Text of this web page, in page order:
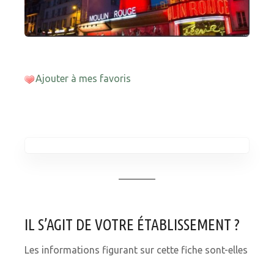
Ajouter à mes favoris
IL S’AGIT DE VOTRE ÉTABLISSEMENT ?
Les informations figurant sur cette fiche sont-elles